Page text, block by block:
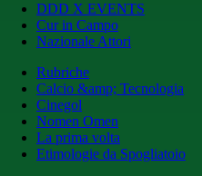
DDD X EVENTS
Cur in Campo
Nazionale Attori
Rubriche
Calcio &amp; Tecnologia
Cinegol
Nomen Omen
La prima volta
Etimologie da Spogliatoio